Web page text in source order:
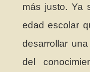
más justo. Ya
edad escolar
desarrollar
del